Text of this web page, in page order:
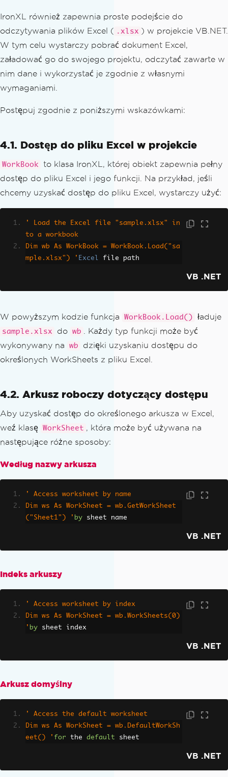
IronXL również zapewnia proste podejście do
odczytywania plików Excel ( .xlsx ) w projekcie VB.NET.
W tym celu wystarczy pobrać dokument Excel,
załadować go do swojego projektu, odczytać zawarte w
nim dane i wykorzystać je zgodnie z własnymi
wymaganiami.
Postępuj zgodnie z poniższymi wskazówkami:
4.1. Dostęp do pliku Excel w projekcie
WorkBook
to klasa IronXL, której obiekt zapewnia pełny
dostęp do pliku Excel i jego funkcji. Na przykład, jeśli
chcemy uzyskać dostęp do pliku Excel, wystarczy użyć:
' Load the Excel file "sample.xlsx" in
to a workbook
Dim wb As WorkBook = WorkBook.Load("sa
mple.xlsx") ' Excel file path
VB .NET
W powyższym kodzie funkcja WorkBook.Load() ładuje
sample.xlsx do wb . Każdy typ funkcji może być
wykonywany na
wb
dzięki uzyskaniu dostępu do
określonych WorkSheets z pliku Excel.
4.2. Arkusz roboczy dotyczący dostępu
Aby uzyskać dostęp do określonego arkusza w Excel,
weź klasę WorkSheet , która może być używana na
następujące różne sposoby:
Według nazwy arkusza
' Access worksheet by name
Dim ws As WorkSheet = wb.GetWorkSheet
("Sheet1") ' by sheet name
VB .NET
Indeks arkuszy
' Access worksheet by index
Dim ws As WorkSheet = wb.WorkSheets(0)
' by sheet index
VB .NET
Arkusz domyślny
' Access the default worksheet
Dim ws As WorkSheet = wb.DefaultWorkSh
eet() ' for the default sheet
VB .NET